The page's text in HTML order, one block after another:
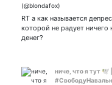
вас, не принимать
жизни...Тырю я
статусы!
RT а как называется
которой не радует ничего
денег?
ниче, что я тут 🕊 |